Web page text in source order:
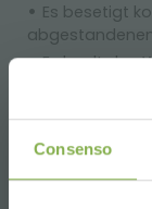
Consenso
Es besetigt
Es haelt das
Die